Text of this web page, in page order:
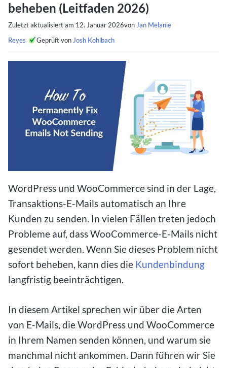
beheben (Leitfaden 2026)
Zuletzt aktualisiert am 12. Januar 2026von Jan Melanie
Reyes
Geprüft von Josh Kohlbach
WordPress und WooCommerce sind in der Lage,
Transaktions-E-Mails automatisch an Ihre
Kunden zu senden. In vielen Fällen treten jedoch
Probleme auf, dass WooCommerce-E-Mails nicht
gesendet werden. Wenn Sie dieses Problem nicht
sofort beheben, kann dies die Kundenbindung
langfristig beeinträchtigen.
In diesem Artikel sprechen wir über die Arten
von E-Mails, die WordPress und WooCommerce
in Ihrem Namen senden können, und warum sie
manchmal nicht ankommen. Dann führen wir Sie